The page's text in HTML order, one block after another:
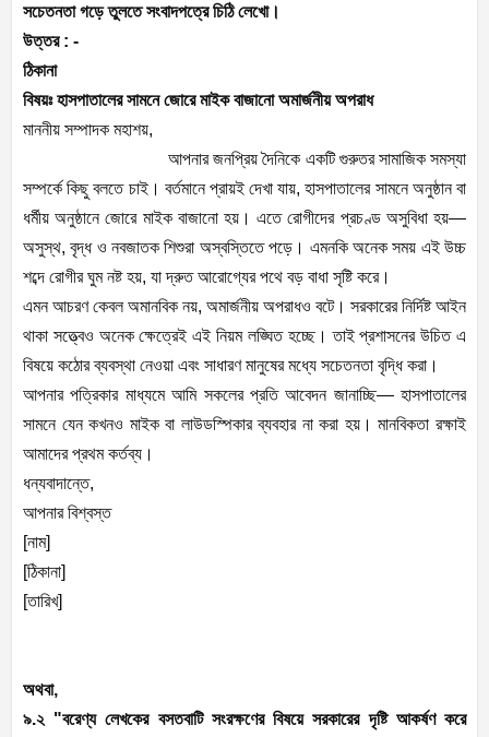
সচেতনতা গড়ে তুলতে সংবাদপত্রে চিঠি লেখো।
উত্তর : -
ঠিকানা
বিষয়ঃ হাসপাতালের সামনে জোরে মাইক বাজানো অমার্জনীয় অপরাধ
মাননীয় সম্পাদক মহাশয়,
আপনার জনপ্রিয় দৈনিকে একটি গুরুতর সামাজিক সমস্যা
সম্পর্কে কিছু বলতে চাই। বর্তমানে প্রায়ই দেখা যায়, হাসপাতালের সামনে অনুষ্ঠান বা
ধর্মীয় অনুষ্ঠানে জোরে মাইক বাজানো হয়। এতে রোগীদের প্রচণ্ড অসুবিধা হয়—
অসুস্থ, বৃদ্ধ ও নবজাতক শিশুরা অস্বস্তিতে পড়ে। এমনকি অনেক সময় এই উচ্চ
শব্দে রোগীর ঘুম নষ্ট হয়, যা দ্রুত আরোগ্যের পথে বড় বাধা সৃষ্টি করে।
এমন আচরণ কেবল অমানবিক নয়, অমার্জনীয় অপরাধও বটে। সরকারের নির্দিষ্ট আইন
থাকা সত্ত্বেও অনেক ক্ষেত্রেই এই নিয়ম লঙ্ঘিত হচ্ছে। তাই প্রশাসনের উচিত এ
বিষয়ে কঠোর ব্যবস্থা নেওয়া এবং সাধারণ মানুষের মধ্যে সচেতনতা বৃদ্ধি করা।
আপনার পত্রিকার মাধ্যমে আমি সকলের প্রতি আবেদন জানাচ্ছি— হাসপাতালের
সামনে যেন কখনও মাইক বা লাউডস্পিকার ব্যবহার না করা হয়। মানবিকতা রক্ষাই
আমাদের প্রথম কর্তব্য।
ধন্যবাদান্তে,
আপনার বিশ্বস্ত
[নাম]
[ঠিকানা]
[তারিখ]
অথবা,
৯.২ "বরেণ্য লেখকের বসতবাটি সংরক্ষণের বিষয়ে সরকারের দৃষ্টি আকর্ষণ করে